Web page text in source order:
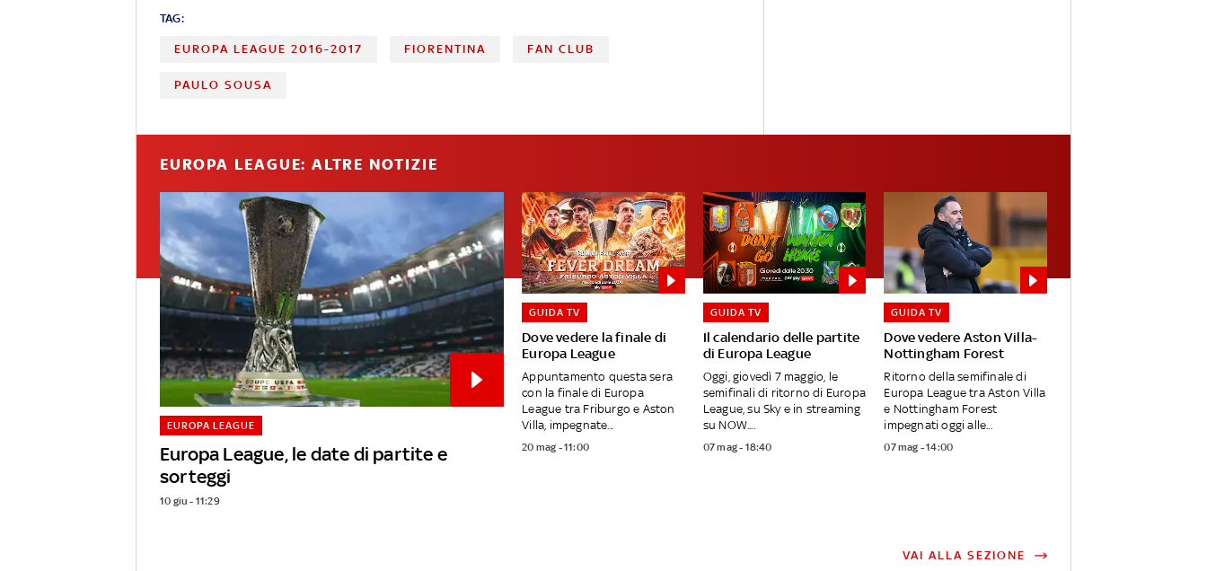
TAG:
EUROPA LEAGUE 2016-2017 FIORENTINA FAN CLUB
PAULO SOUSA
EUROPA LEAGUE: ALTRE NOTIZIE
Europa League, le date di partite e
sorteggi
EUROPA LEAGUE
10 giu - 11:29
Dove vedere la finale di
Europa League
GUIDA TV
Appuntamento questa sera
con la finale di Europa
League tra Friburgo e Aston
Villa, impegnate...
20 mag - 11:00
Il calendario delle partite
di Europa League
GUIDA TV
Oggi, giovedì 7 maggio, le
semifinali di ritorno di Europa
League, su Sky e in streaming
su NOW....
07 mag - 18:40
Dove vedere Aston Villa-
Nottingham Forest
GUIDA TV
Ritorno della semifinale di
Europa League tra Aston Villa
e Nottingham Forest
impegnati oggi alle...
07 mag - 14:00
VAI ALLA SEZIONE